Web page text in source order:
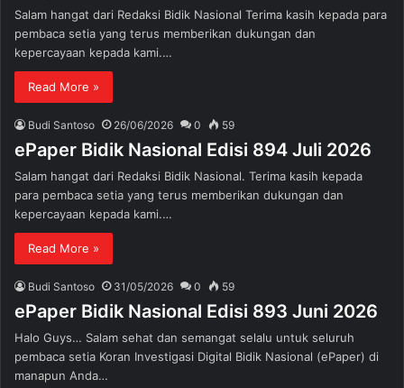
Salam hangat dari Redaksi Bidik Nasional Terima kasih kepada para
pembaca setia yang terus memberikan dukungan dan
kepercayaan kepada kami.…
Read More »
Budi Santoso 26/06/2026 0 59
ePaper Bidik Nasional Edisi 894 Juli 2026
Salam hangat dari Redaksi Bidik Nasional. Terima kasih kepada
para pembaca setia yang terus memberikan dukungan dan
kepercayaan kepada kami.…
Read More »
Budi Santoso 31/05/2026 0 59
ePaper Bidik Nasional Edisi 893 Juni 2026
Halo Guys… Salam sehat dan semangat selalu untuk seluruh
pembaca setia Koran Investigasi Digital Bidik Nasional (ePaper) di
manapun Anda…